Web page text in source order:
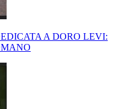
A DORO LEVI: